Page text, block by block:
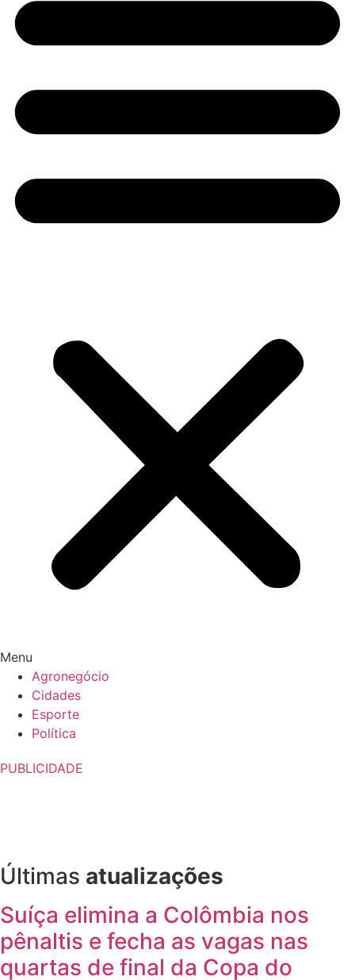
Menu
Agronegócio
Cidades
Esporte
Política
PUBLICIDADE
Últimas atualizações
Suíça elimina a Colômbia nos
pênaltis e fecha as vagas nas
quartas de final da Copa do